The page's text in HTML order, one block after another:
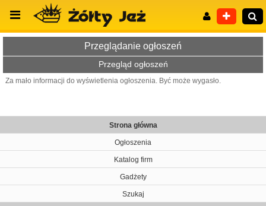
Przeglądanie ogłoszeń
Przegląd ogłoszeń
Za mało informacji do wyświetlenia ogłoszenia. Być może wygasło.
Strona główna
Ogłoszenia
Katalog firm
Gadżety
Szukaj